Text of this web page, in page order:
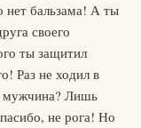
нет бальзама! А ты
своего
ты защитил
Раз не ходил в
мужчина? Лишь
не рога! Но